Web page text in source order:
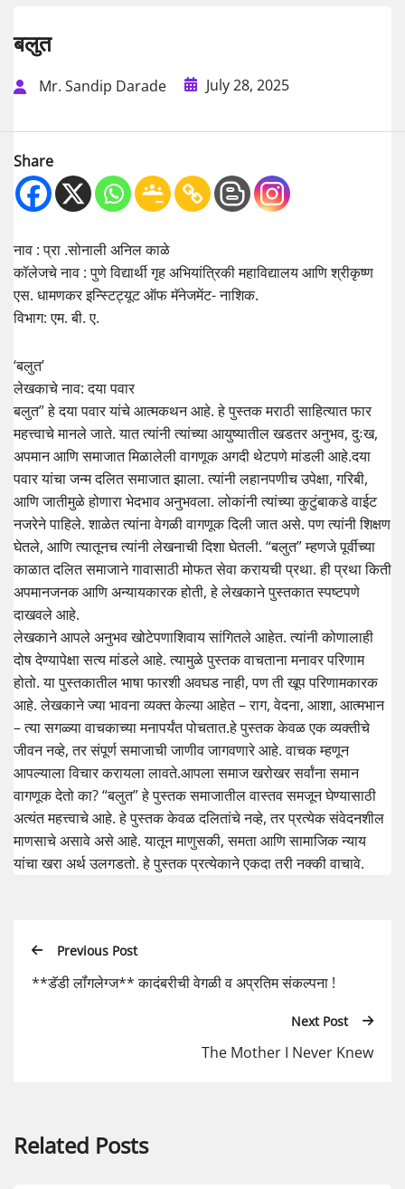
बलुत
Mr. Sandip Darade July 28, 2025
Share
नाव : प्रा .सोनाली अनिल काळे
कॉलेजचे नाव : पुणे विद्यार्थी गृह अभियांत्रिकी महाविद्यालय आणि श्रीकृष्ण
एस. धामणकर इन्स्टिट्यूट ऑफ मॅनेजमेंट- नाशिक.
विभाग: एम. बी. ए.
‘बलुत’
लेखकाचे नाव: दया पवार
बलुत” हे दया पवार यांचे आत्मकथन आहे. हे पुस्तक मराठी साहित्यात फार
महत्त्वाचे मानले जाते. यात त्यांनी त्यांच्या आयुष्यातील खडतर अनुभव, दुःख,
अपमान आणि समाजात मिळालेली वागणूक अगदी थेटपणे मांडली आहे.दया
पवार यांचा जन्म दलित समाजात झाला. त्यांनी लहानपणीच उपेक्षा, गरिबी,
आणि जातीमुळे होणारा भेदभाव अनुभवला. लोकांनी त्यांच्या कुटुंबाकडे वाईट
नजरेने पाहिले. शाळेत त्यांना वेगळी वागणूक दिली जात असे. पण त्यांनी शिक्षण
घेतले, आणि त्यातूनच त्यांनी लेखनाची दिशा घेतली. “बलुत” म्हणजे पूर्वीच्या
काळात दलित समाजाने गावासाठी मोफत सेवा करायची प्रथा. ही प्रथा किती
अपमानजनक आणि अन्यायकारक होती, हे लेखकाने पुस्तकात स्पष्टपणे
दाखवले आहे.
लेखकाने आपले अनुभव खोटेपणाशिवाय सांगितले आहेत. त्यांनी कोणालाही
दोष देण्यापेक्षा सत्य मांडले आहे. त्यामुळे पुस्तक वाचताना मनावर परिणाम
होतो. या पुस्तकातील भाषा फारशी अवघड नाही, पण ती खूप परिणामकारक
आहे. लेखकाने ज्या भावना व्यक्त केल्या आहेत – राग, वेदना, आशा, आत्मभान
– त्या सगळ्या वाचकाच्या मनापर्यंत पोचतात.हे पुस्तक केवळ एक व्यक्तीचे
जीवन नव्हे, तर संपूर्ण समाजाची जाणीव जागवणारे आहे. वाचक म्हणून
आपल्याला विचार करायला लावते.आपला समाज खरोखर सर्वांना समान
वागणूक देतो का? “बलुत” हे पुस्तक समाजातील वास्तव समजून घेण्यासाठी
अत्यंत महत्त्वाचे आहे. हे पुस्तक केवळ दलितांचे नव्हे, तर प्रत्येक संवेदनशील
माणसाचे असावे असे आहे. यातून माणुसकी, समता आणि सामाजिक न्याय
यांचा खरा अर्थ उलगडतो. हे पुस्तक प्रत्येकाने एकदा तरी नक्की वाचावे.
Previous Post
**डॅडी लॉंगलेग्ज** कादंबरीची वेगळी व अप्रतिम संकल्पना !
Next Post
The Mother I Never Knew
Related Posts